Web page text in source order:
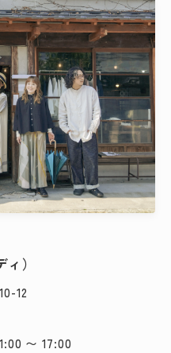
検索する
）
12
〜 17:00